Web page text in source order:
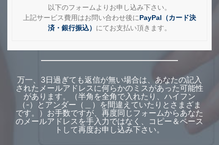
以下のフォームよりお申し込み下さい。
上記サービス費用はお問い合わせ後にPayPal（カード決
済・銀行振込） にてお支払い頂きます。
万一、3日過ぎても返信が無い場合は、あなたの記入
されたメールアドレスに何らかのミスがあった可能性
があります。（半角を全角で入れたり、ハイフン
（-）とアンダー（＿）を間違えていたりとさまざま
です。）お手数ですが、再度同じフォームからあなた
のメールアドレスを手入力ではなく、コピー＆ペース
トして再度お申し込み下さい。